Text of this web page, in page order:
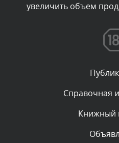
Комментарий
Текст комментария будет
Комментарий
Текст комментария будет
администратором.
Комментарий
увеличить объем
Справочная
Книжный